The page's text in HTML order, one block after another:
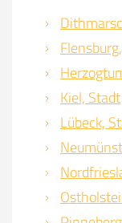
Kiel, Stadt
Lübeck,